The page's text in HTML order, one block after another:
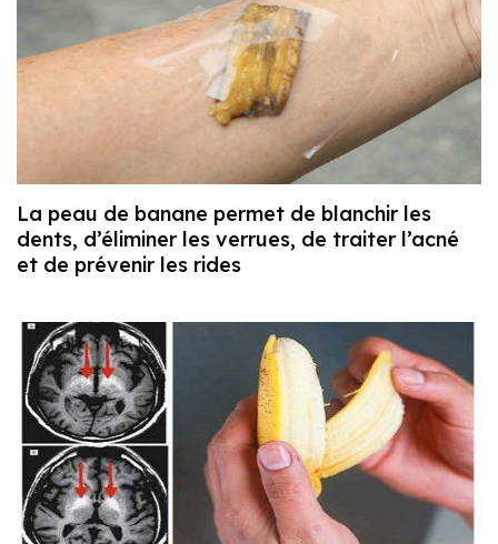
La peau de banane permet de blanchir les
dents, d’éliminer les verrues, de traiter l’acné
et de prévenir les rides